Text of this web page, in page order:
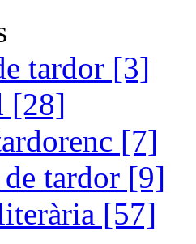
tardor [3]
[28]
[7]
tardor [9]
[57]